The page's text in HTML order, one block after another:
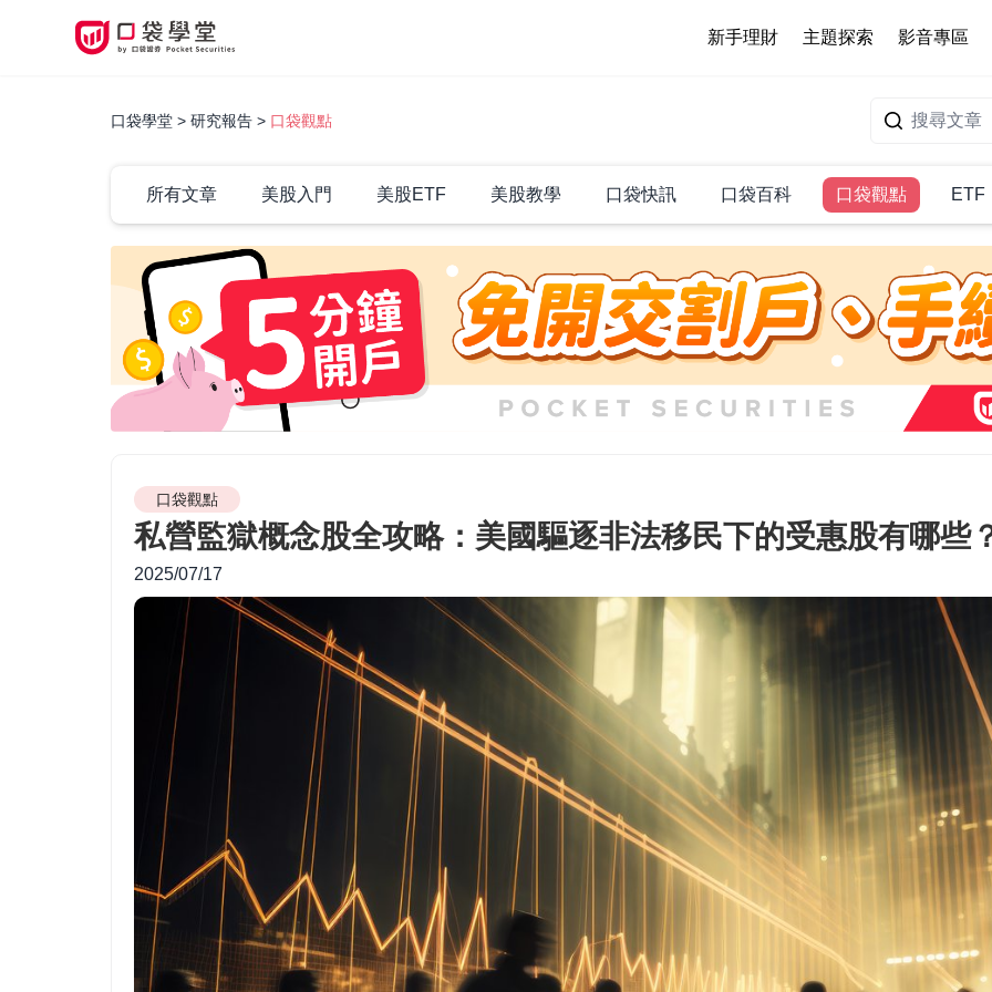
新手理財 主題探索 影音專區
口袋學堂 研究報告 口袋觀點
所有文章 美股入門 美股ETF 美股教學 口袋快訊 口袋百科 口袋觀點 ETF
口袋觀點
私營監獄概念股全攻略：美國驅逐非法移民下的受惠股有哪些
2025/07/17